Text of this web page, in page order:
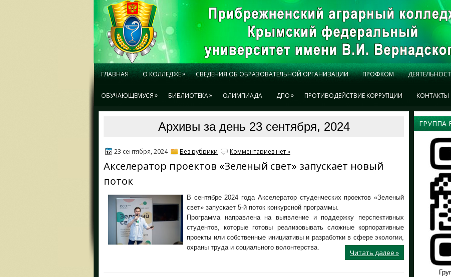
ГЛАВНАЯ О КОЛЛЕДЖЕ» СВЕДЕНИЯ ОБ ОБРАЗОВАТЕЛЬНОЙ ОРГАНИЗАЦИИ ПРОФКОМ
ОБУЧАЮЩЕМУСЯ» БИБЛИОТЕКА» ОЛИМПИАДА ДПО» ПРОТИВОДЕЙСТВИЕ КОРРУПЦИИ КОНТАКТЫ
Архивы за день 23 сентября, 2024
23 сентября, 2024 Без рубрики Комментариев нет »
Акселератор проектов «Зеленый свет» запускает новый
поток
В сентябре 2024 года Акселератор студенческих проектов «Зеленый
свет» запускает 5-й поток конкурсной программы.
Программа направлена на выявление и поддержку перспективных
студентов, которые готовы реализовывать сложные корпоративные
проекты или собственные инициативы и разработки в сфере экологии,
охраны труда и социального волонтерства.
Читать далее »
ГРУППА